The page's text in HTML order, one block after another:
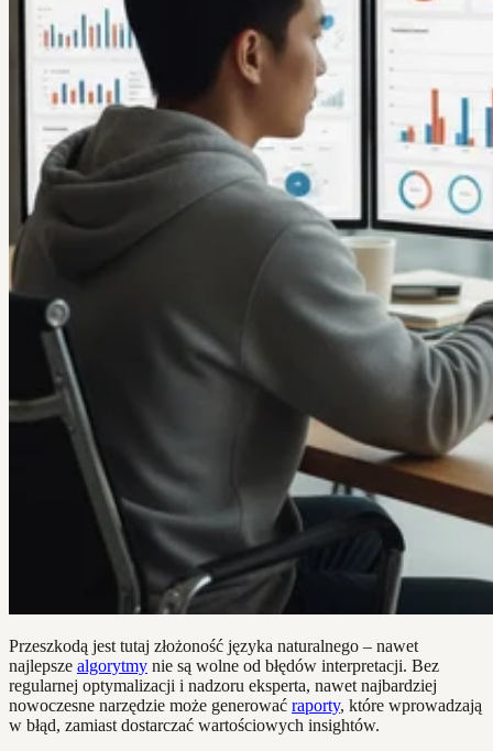
Przeszkodą jest tutaj złożoność języka naturalnego – nawet
najlepsze algorytmy nie są wolne od błędów interpretacji. Bez
regularnej optymalizacji i nadzoru eksperta, nawet najbardziej
nowoczesne narzędzie może generować raporty, które wprowadzają
w błąd, zamiast dostarczać wartościowych insightów.